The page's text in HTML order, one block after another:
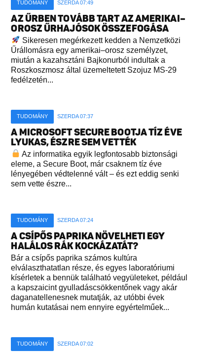
TUDOMÁNY SZERDA 07:49
AZ ŰRBEN TOVÁBB TART AZ AMERIKAI–
OROSZ ŰRHAJÓSOK ÖSSZEFOGÁSA
Sikeresen megérkezett kedden a Nemzetközi
Űrállomásra egy amerikai–orosz személyzet,
miután a kazahsztáni Bajkonurból indultak a
Roszkoszmosz által üzemeltetett Szojuz MS-29
fedélzetén...
TUDOMÁNY SZERDA 07:37
A MICROSOFT SECURE BOOTJA TÍZ ÉVE
LYUKAS, ÉSZRE SEM VETTÉK
Az informatika egyik legfontosabb biztonsági
eleme, a Secure Boot, már csaknem tíz éve
lényegében védtelenné vált – és ezt eddig senki
sem vette észre...
TUDOMÁNY SZERDA 07:24
A CSÍPŐS PAPRIKA NÖVELHETI EGY
HALÁLOS RÁK KOCKÁZATÁT?
Bár a csípős paprika számos kultúra
elválaszthatatlan része, és egyes laboratóriumi
kísérletek a bennük található vegyületeket, például
a kapszaicint gyulladáscsökkentőnek vagy akár
daganatellenesnek mutatják, az utóbbi évek
humán kutatásai nem ennyire egyértelműek...
TUDOMÁNY SZERDA 07:02